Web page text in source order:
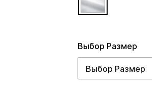
Выбор Pазмер